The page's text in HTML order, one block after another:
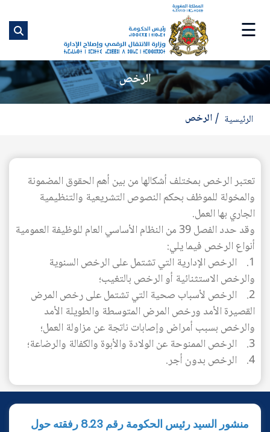
☰
الرخص
الرئيسية الرخص
تعتبر الرخص بمختلف أشكالها من بين أهم الحقوق المضمونة
والمخولة للموظف بحكم النصوص التشريعية والتنظيمية
الجاري بها العمل.
وقد حدد الفصل 39 من النظام الأساسي العام للوظيفة العمومية
أنواع الرخص فيما يلي:
1. الرخص الإدارية التي تشتمل على الرخص السنوية
والرخص الاستثنائية أو الرخص بالتغيب؛
2. الرخص لأسباب صحية التي تشتمل على رخص المرض
القصيرة الأمد ورخص المرض المتوسطة والطويلة الأمد
والرخص بسبب أمراض وإصابات ناتجة عن مزاولة العمل؛
3. الرخص الممنوحة عن الولادة والأبوة والكفالة والرضاعة؛
4. الرخص بدون أجر.
منشور السيد رئيس الحكومة رقم 8.23 رفقته حول